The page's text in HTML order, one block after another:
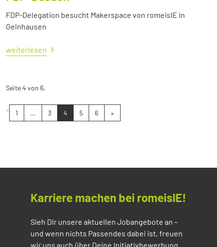
FDP-Delegation besucht Makerspace von romeisIE in
Gelnhausen
weiterlesen
Seite 4 von 6.
« 1 ... 3 4 5 6 »
Karriere machen bei romeisIE!
Sieh Dir unsere aktuellen Jobangebote an –
und wenn nichts Passendes dabei ist, freuen
wir uns auch über Deine Initiativbewerbung.